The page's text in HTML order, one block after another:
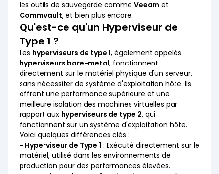
les outils de sauvegarde comme Veeam et
Commvault, et bien plus encore.
Qu'est-ce qu'un Hyperviseur de
Type 1 ?
Les hyperviseurs de type 1, également appelés
hyperviseurs bare-metal, fonctionnent
directement sur le matériel physique d'un serveur,
sans nécessiter de système d'exploitation hôte. Ils
offrent une performance supérieure et une
meilleure isolation des machines virtuelles par
rapport aux hyperviseurs de type 2, qui
fonctionnent sur un système d'exploitation hôte.
Voici quelques différences clés :
- Hyperviseur de Type 1 : Exécuté directement sur le
matériel, utilisé dans les environnements de
production pour des performances élevées.